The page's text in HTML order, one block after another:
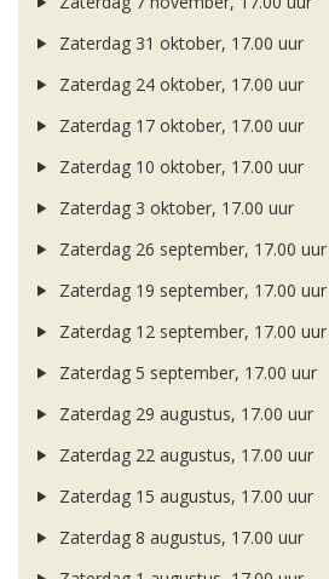
Zaterdag 31 oktober, 17.00 uur
Zaterdag 24 oktober, 17.00 uur
Zaterdag 17 oktober, 17.00 uur
Zaterdag 10 oktober, 17.00 uur
Zaterdag 3 oktober, 17.00 uur
Zaterdag 26 september, 17.00 uur
Zaterdag 19 september, 17.00 uur
Zaterdag 12 september, 17.00 uur
Zaterdag 5 september, 17.00 uur
Zaterdag 29 augustus, 17.00 uur
Zaterdag 22 augustus, 17.00 uur
Zaterdag 15 augustus, 17.00 uur
Zaterdag 8 augustus, 17.00 uur